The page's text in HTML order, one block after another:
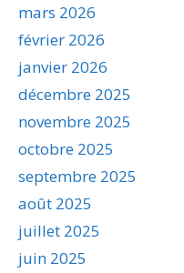
mars 2026
février 2026
janvier 2026
décembre 2025
novembre 2025
octobre 2025
septembre 2025
août 2025
juillet 2025
juin 2025